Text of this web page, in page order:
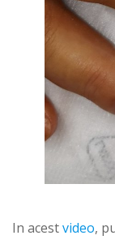
In acestvideo,